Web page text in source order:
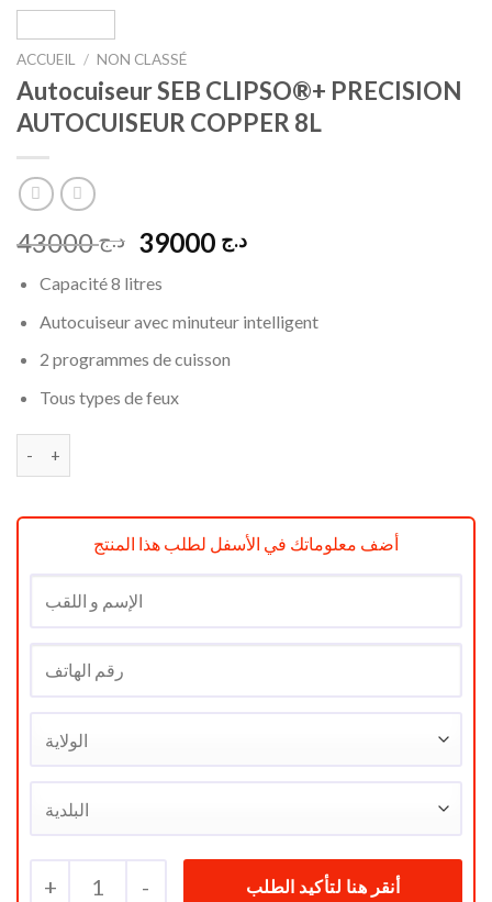
ACCUEIL / NON CLASSÉ
Autocuiseur SEB CLIPSO®+ PRECISION
AUTOCUISEUR COPPER 8L
د.ج43000
Le
initial
était :
د.جLe
est :
Capacité 8 litres
Autocuiseur avec minuteur intelligent
2 programmes de cuisson
Tous types de feux
أضف معلوماتك في الأسفل لطلب هذا المنتج
+ 1 -